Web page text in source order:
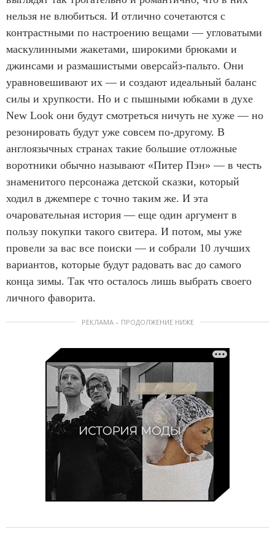
нельзя не влюбиться. И отлично сочетаются с
контрастными по настроению вещами — угловатыми
маскулинными жакетами, широкими брюками и
джинсами и размашистыми оверсайз-пальто. Они
уравновешивают их — и создают идеальный баланс
силы и хрупкости. Но и с пышными юбками в духе
New Look они будут смотреться ничуть не хуже — но
резонировать будут уже совсем по-другому. В
англоязычных странах такие большие отложные
воротники обычно называют «Питер Пэн» — в честь
знаменитого персонажа детской сказки, который
ходил в джемпере с точно таким же. И эта
очаровательная история — еще один аргумент в
пользу покупки такого свитера. И потом, мы уже
провели за вас все поиски — и собрали 10 лучших
вариантов, которые будут радовать вас до самого
конца зимы. Так что осталось лишь выбрать своего
личного фаворита.
РЕКЛАМА – ПРОДОЛЖЕНИЕ НИЖЕ